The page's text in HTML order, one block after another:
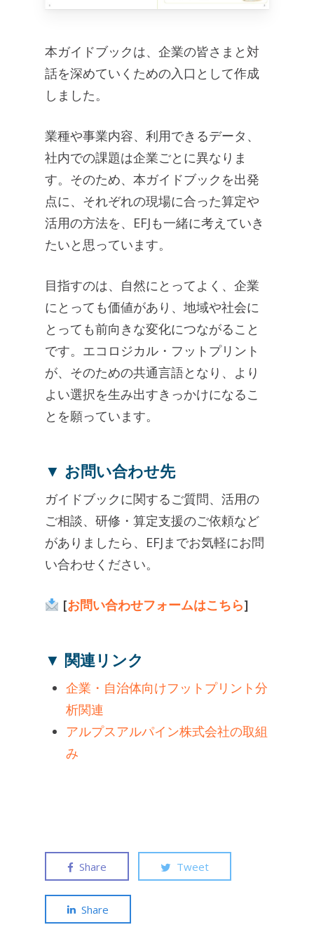
本ガイドブックは、企業の皆さまと対
話を深めていくための入口として作成
しました。
業種や事業内容、利用できるデータ、
社内での課題は企業ごとに異なりま
す。そのため、本ガイドブックを出発
点に、それぞれの現場に合った算定や
活用の方法を、EFJも一緒に考えていき
たいと思っています。
目指すのは、自然にとってよく、企業
にとっても価値があり、地域や社会に
とっても前向きな変化につながること
です。エコロジカル・フットプリント
が、そのための共通言語となり、より
よい選択を生み出すきっかけになるこ
とを願っています。
▼ お問い合わせ先
ガイドブックに関するご質問、活用の
ご相談、研修・算定支援のご依頼など
がありましたら、EFJまでお気軽にお問
い合わせください。
[お問い合わせフォームはこちら]
▼ 関連リンク
企業・自治体向けフットプリント分
析関連
アルプスアルパイン株式会社の取組
み
Share Tweet
Share